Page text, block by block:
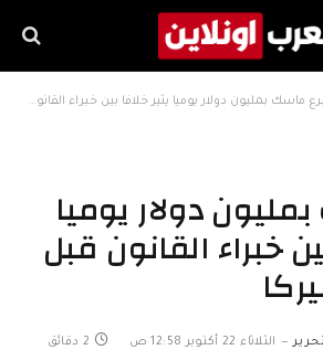
ماسك بمليون دولار يوميا يثير خلافا بين خبراء القانون قبل انتخابات أميركا
دولار يوميا
خبراء القانون قبل
الثلاثاء 22 أكتوبر 12:58 ص 2 دقائق